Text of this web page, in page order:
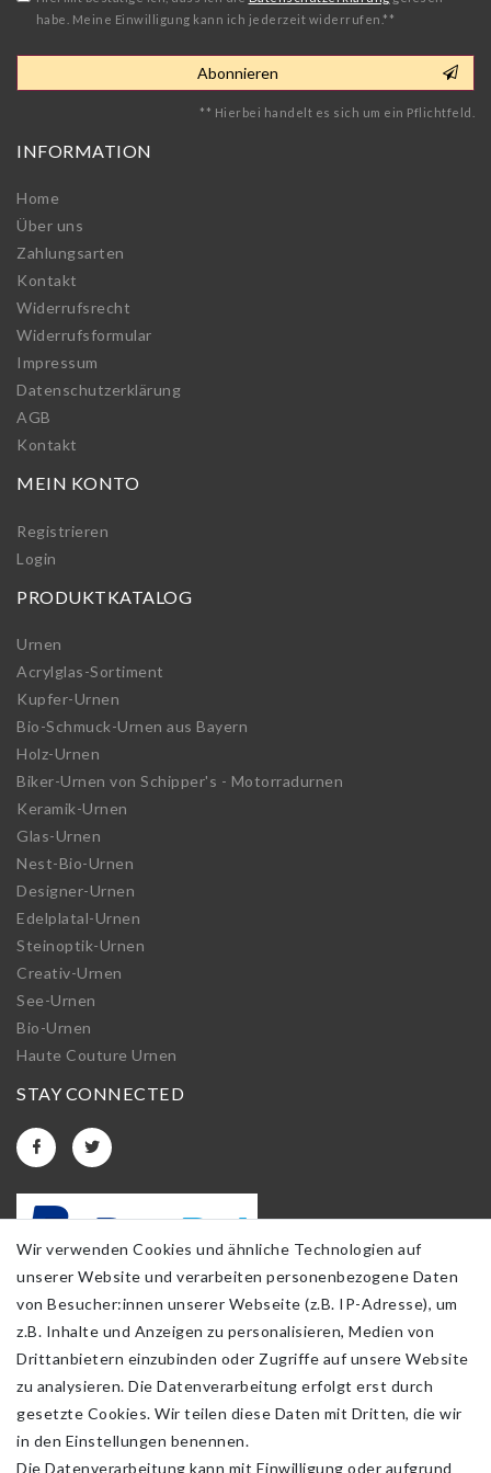
habe. Meine Einwilligung kann ich jederzeit widerrufen.**
Abonnieren
** Hierbei handelt es sich um ein Pflichtfeld.
INFORMATION
Home
Über uns
Zahlungsarten
Kontakt
Widerrufs­recht
Widerrufs­formular
Impressum
Daten­schutz­erklärung
AGB
Kontakt
MEIN KONTO
Registrieren
Login
PRODUKTKATALOG
Urnen
Acrylglas-Sortiment
Kupfer-Urnen
Bio-Schmuck-Urnen aus Bayern
Holz-Urnen
Biker-Urnen von Schipper's - Motorradurnen
Keramik-Urnen
Glas-Urnen
Nest-Bio-Urnen
Designer-Urnen
Edelplatal-Urnen
Steinoptik-Urnen
Creativ-Urnen
See-Urnen
Bio-Urnen
Haute Couture Urnen
STAY CONNECTED
Wir verwenden Cookies und ähnliche Technologien auf
unserer Website und verarbeiten personenbezogene Daten
von Besucher:innen unserer Webseite (z.B. IP-Adresse), um
z.B. Inhalte und Anzeigen zu personalisieren, Medien von
Drittanbietern einzubinden oder Zugriffe auf unsere Website
zu analysieren. Die Datenverarbeitung erfolgt erst durch
gesetzte Cookies. Wir teilen diese Daten mit Dritten, die wir
in den Einstellungen benennen.
Die Datenverarbeitung kann mit Einwilligung oder aufgrund